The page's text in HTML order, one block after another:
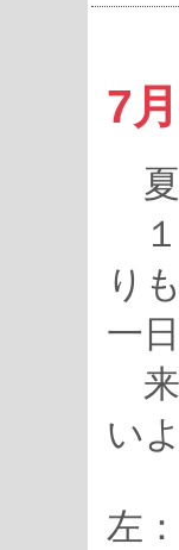
7
夏
１
り
一
来
い
左